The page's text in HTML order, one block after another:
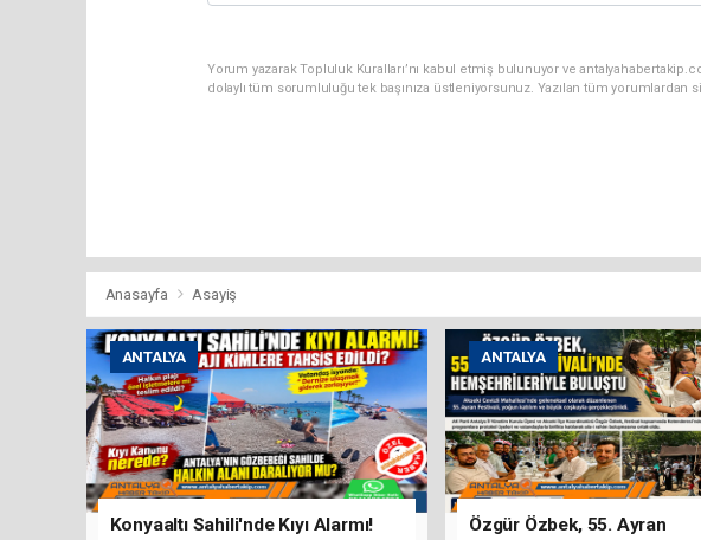
Yorum yazarak Topluluk Kuralları’nı kabul etmiş bulunuyor ve
dolaylı tüm sorumluluğu tek başınıza üstleniyorsunuz. Yazılan tüm
Anasayfa Asayiş
ANTALYA
Konyaaltı Sahili'nde Kıyı Alarmı!
ANTALYA
Özgür Özbek, 55. Ayran